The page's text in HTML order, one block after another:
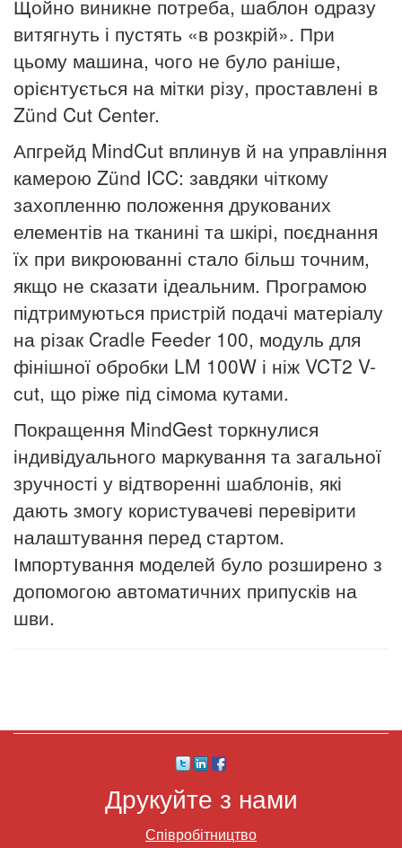
Щойно виникне потреба, шаблон одразу
витягнуть і пустять «в розкрій». При
цьому машина, чого не було раніше,
орієнтується на мітки різу, проставлені в
Zünd Cut Center.
Апгрейд MindCut вплинув й на управління
камерою Zünd ICC: завдяки чіткому
захопленню положення друкованих
елементів на тканині та шкірі, поєднання
їх при викроюванні стало більш точним,
якщо не сказати ідеальним. Програмою
підтримуються пристрій подачі матеріалу
на різак Cradle Feeder 100, модуль для
фінішної обробки LM 100W і ніж VCT2 V-
cut, що ріже під сімома кутами.
Покращення MindGest торкнулися
індивідуального маркування та загальної
зручності у відтворенні шаблонів, які
дають змогу користувачеві перевірити
налаштування перед стартом.
Імпортування моделей було розширено з
допомогою автоматичних припусків на
шви.
Друкуйте з нами
Співробітництво